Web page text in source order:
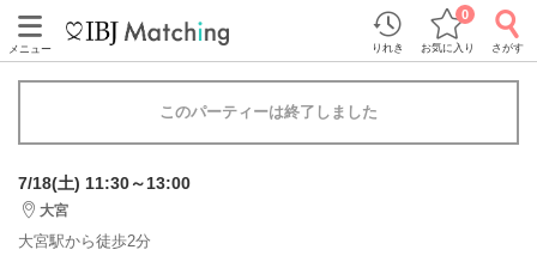
メニュー りれき お気に入り
0
さがす
このパーティーは終了しました
7/18(土) 11:30～13:00
大宮
大宮駅から徒歩2分